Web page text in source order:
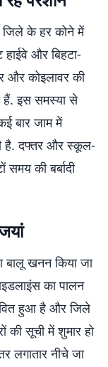
के हर कोने में
हाईवे और बिहटा-
और कोइलावर की
हैं. इस समस्या से
बार जाम में
है. दफ्तर और स्कूल-
समय की बर्बादी
बालू खनन किया जा
का पालन
हुआ है और जिले
सूची में शुमार हो
लगातार नीचे जा